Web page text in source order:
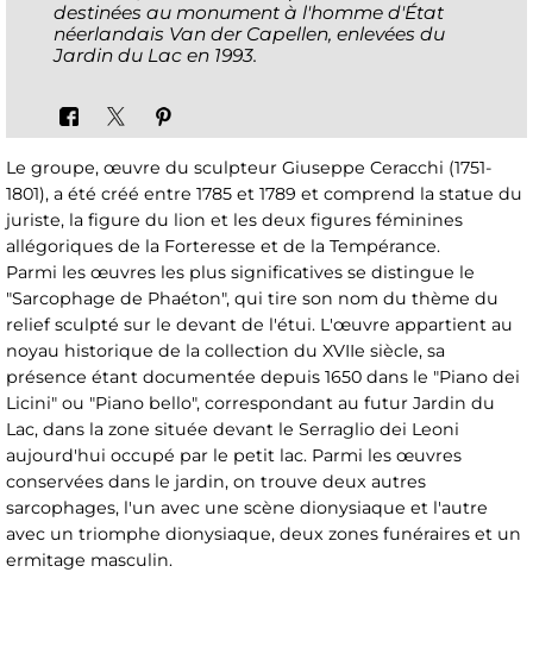
destinées au monument à l'homme d'État
néerlandais Van der Capellen, enlevées du
Jardin du Lac en 1993.
Le groupe, œuvre du sculpteur Giuseppe Ceracchi (1751-
1801), a été créé entre 1785 et 1789 et comprend la statue du
juriste, la figure du lion et les deux figures féminines
allégoriques de la Forteresse et de la Tempérance.
Parmi les œuvres les plus significatives se distingue le
"Sarcophage de Phaéton", qui tire son nom du thème du
relief sculpté sur le devant de l'étui. L'œuvre appartient au
noyau historique de la collection du XVIIe siècle, sa
présence étant documentée depuis 1650 dans le "Piano dei
Licini" ou "Piano bello", correspondant au futur Jardin du
Lac, dans la zone située devant le Serraglio dei Leoni
aujourd'hui occupé par le petit lac. Parmi les œuvres
conservées dans le jardin, on trouve deux autres
sarcophages, l'un avec une scène dionysiaque et l'autre
avec un triomphe dionysiaque, deux zones funéraires et un
ermitage masculin.